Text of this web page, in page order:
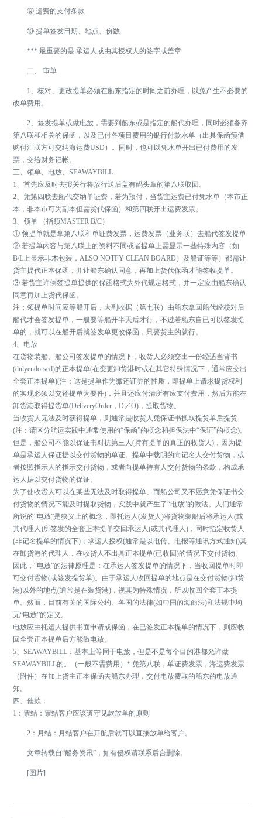
⑨ 运费的支付条款
⑩ 提单签发日期、地点、份数
*** 最重要的是 承运人或由其授权人的签字或盖章
二、 审单
1、核对、更改提单必须在船东指定的时间之前办理，以免产生不必要的
改单费用。
2、签发提单或做电放，需要到船东或是指定的船代办理，同时必须备齐
第八联和相关的保函，以及已付各项目费用的银行付款水单（出具保函预借
购付汇联方可交纳海运费USD）。同时，也可以凭水单开出已付费用的发
票，交给财务记帐。
三、领单、电放、SEAWAYBILL
1、首先应及时去报关行将放行送后盖有码头章的第八联取回。
2、凭第四联去船代交纳单证费，若为预付，当货主运费已付凭水单（本市正
本，非本市可为副本但需货代保函）和第四联开出运费发票。
3、领单 （指领MASTER B/C）
① 领提单就是拿第八联和单证费发票，运费发票（业务联）去船代签发提单
② 若提单内容与第八联上的资料不同或者提单上需显示一些特殊内容（如
B/L上显示非木包装，ALSO NOTFY CLEAN BOARD）及船证等等）都需让
货主提代正本保函，并让船东确认同意，再加上货代保函才能签收提单。
③ 若货主许倒签提单提供的保函格式为外代规定格式，并一定应由船东确认
同意再加上货代保函。
注：领提单时间应等船开后，大副收据（第七联）由船东拿回船代经核对后
船代才会签发提单，一般要等船开半天后才行，不过若船东自已可以签发提
单的，就可以在船开后就签发单更改保函，只要货主的就行。
4、电放
在货物装船、船公司签发提单的情况下，收货人必须交出一份经适当背书
(dulyendorsed)的正本提单(在变更卸货港时或在其它特殊情况下，通常应交出
全套正本提单)(注：这是提单作为缴还证券的性质，即提单上请求提货权利
的实现必须以交还提单为要件)，并且还应付清所有应支付费用，然后方能在
卸货港取得提货单(DeliveryOrder，D／O)，提取货物。
当收货人无法及时获得提单，则通常是收货人凭保证书换取提货单后提货
(注：请区分航运实践中通常使用的“保函”的概念和担保法中“保证”的概念)。
但是，船公司不能以保证书对抗第三人(持有提单的真正的收货人)，因为提
单是承运人保证据以交付货物的单证。提单中载明的向记名人交付货物，或
者按照指示人的指示交付货物，或者向提单持有人交付货物的条款，构成承
运人据以交付货物的保证。
为了使收货人可以在某些无法及时取得提单、而船公司又不愿意凭保证书交
付货物的情况下能及时提取货物，实践中就产生了“电放”的做法。人们通常
所说的“电放”是狭义上的概念，即托运人(发货人)将货物装船后将承运人(或
其代理人)所签发的全套正本提单交回承运人(或其代理人)，同时指定收货人
(非记名提单的情况下)；承运人授权(通常是以电传、电报等通讯方式通知)其
在卸货港的代理人，在收货人不出具正本提单(已收回)的情况下交付货物。
因此，“电放”的法律原理是：在承运人签发提单的情况下，当收回提单时即
可交付货物(或签发提货单)。由于承运人收回提单的地点是在交付货物(卸货
港)以外的地点(通常是在装货港)，视其为特殊情况，所以收回全套正本提
单。然而，目前有关的国际公约、各国的法律(如中国的海商法)和法规中均
无“电放”的定义。
电放应由托运人提供书面申请或保函，在已签发正本提单的情况下，则应收
回全套正本提单后方能做电放。
5、SEAWAYBILL：基本上等同于电放，但是不是每个目的港都允许做
SEAWAYBILL的。（一般不需费用）* 凭第八联，单证费发票，海运费发票
（附件）在加上货主正本保函去船东办理，交付电放费取的船东的电放通
知。
四、催款：
1：票结：票结客户应该遵守见款放单的原则
2：月结：月结客户在开航后就可以直接放单给客户。
文章转载自“船务资讯”，如有侵权请联系后台删除。
[图片]